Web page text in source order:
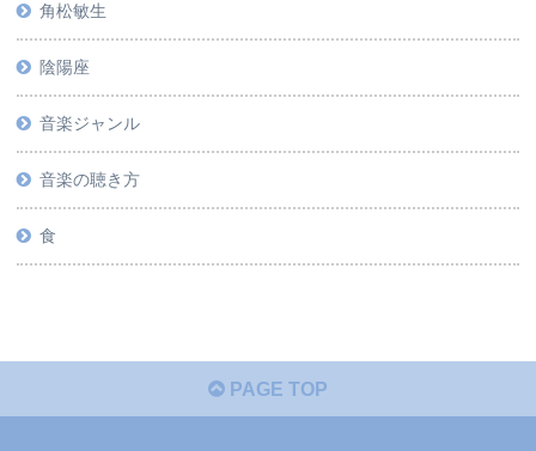
角松敏生
陰陽座
音楽ジャンル
音楽の聴き方
食
PAGE TOP